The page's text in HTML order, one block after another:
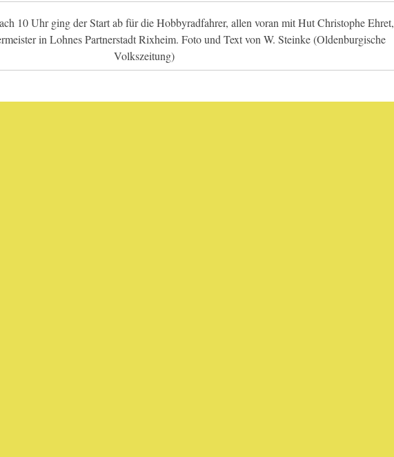
10 Uhr ging der Start ab für die Hobbyradfahrer, allen voran mit Hut Christophe Ehret,
in Lohnes Partnerstadt Rixheim. Foto und Text von W. Steinke (Oldenburgische
Volkszeitung)